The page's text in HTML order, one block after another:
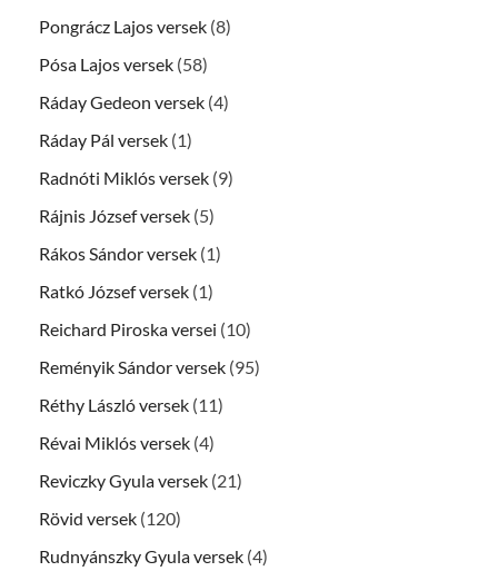
Pongrácz Lajos versek (8)
Pósa Lajos versek (58)
Ráday Gedeon versek (4)
Ráday Pál versek (1)
Radnóti Miklós versek (9)
Rájnis József versek (5)
Rákos Sándor versek (1)
Ratkó József versek (1)
Reichard Piroska versei (10)
Reményik Sándor versek (95)
Réthy László versek (11)
Révai Miklós versek (4)
Reviczky Gyula versek (21)
Rövid versek (120)
Rudnyánszky Gyula versek (4)